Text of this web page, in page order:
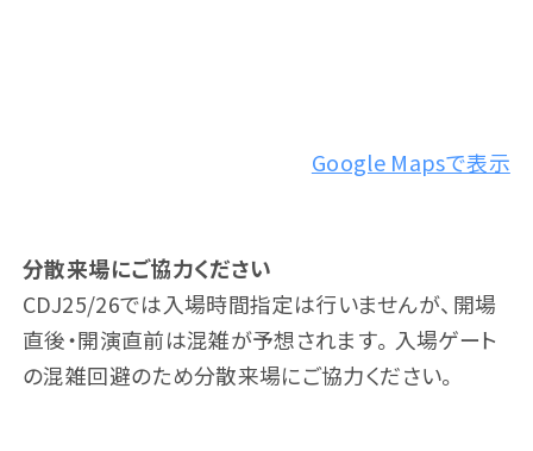
Google Mapsで表示
分散来場にご協力ください
CDJ25/26では入場時間指定は行いませんが、開場
直後・開演直前は混雑が予想されます。入場ゲート
の混雑回避のため分散来場にご協力ください。